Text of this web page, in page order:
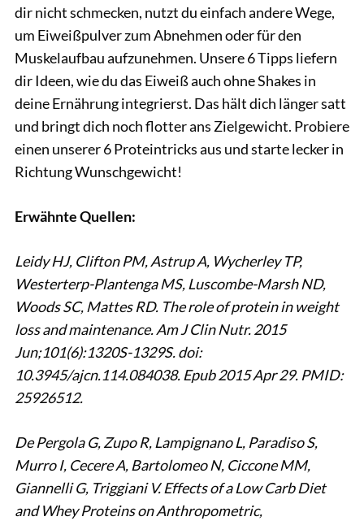
dir nicht schmecken, nutzt du einfach andere Wege,
um Eiweißpulver zum Abnehmen oder für den
Muskelaufbau aufzunehmen. Unsere 6 Tipps liefern
dir Ideen, wie du das Eiweiß auch ohne Shakes in
deine Ernährung integrierst. Das hält dich länger satt
und bringt dich noch flotter ans Zielgewicht. Probiere
einen unserer 6 Proteintricks aus und starte lecker in
Richtung Wunschgewicht!
Erwähnte Quellen:
Leidy HJ, Clifton PM, Astrup A, Wycherley TP,
Westerterp-Plantenga MS, Luscombe-Marsh ND,
Woods SC, Mattes RD. The role of protein in weight
loss and maintenance. Am J Clin Nutr. 2015
Jun;101(6):1320S-1329S. doi:
10.3945/ajcn.114.084038. Epub 2015 Apr 29. PMID:
25926512.
De Pergola G, Zupo R, Lampignano L, Paradiso S,
Murro I, Cecere A, Bartolomeo N, Ciccone MM,
Giannelli G, Triggiani V. Effects of a Low Carb Diet
and Whey Proteins on Anthropometric,